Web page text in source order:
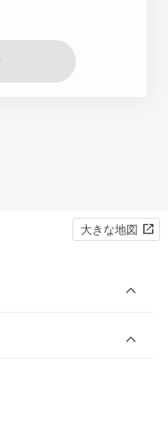
大きな地図